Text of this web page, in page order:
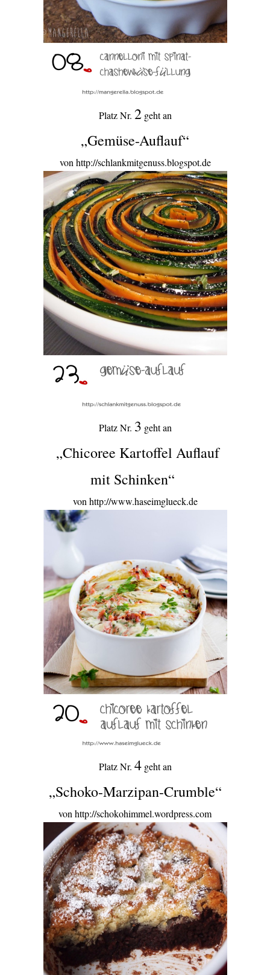
Platz Nr. 2geht an
„Gemüse-Auflauf“
von http://schlankmitgenuss.blogspot.de
Platz Nr. 3 geht an
„Chicoree Kartoffel Auflauf
mit Schinken“
von http://www.haseimglueck.de
Platz Nr. 4geht an
„Schoko-Marzipan-Crumble“
von http://schokohimmel.wordpress.com